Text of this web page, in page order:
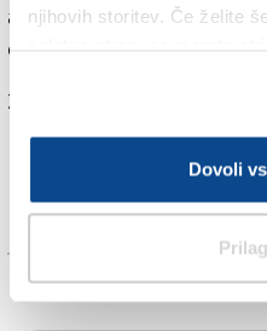
njihovih storitev. Če želite
Dovoli
ameriške surove nafte pa
okrog 81 dolarjev za sod,
Za branje in pisanje
TAGS: